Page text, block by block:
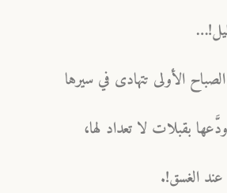
الأولى تتهادى في سيرها
بقبلات لا تعداد لها،
عند الغسق!.